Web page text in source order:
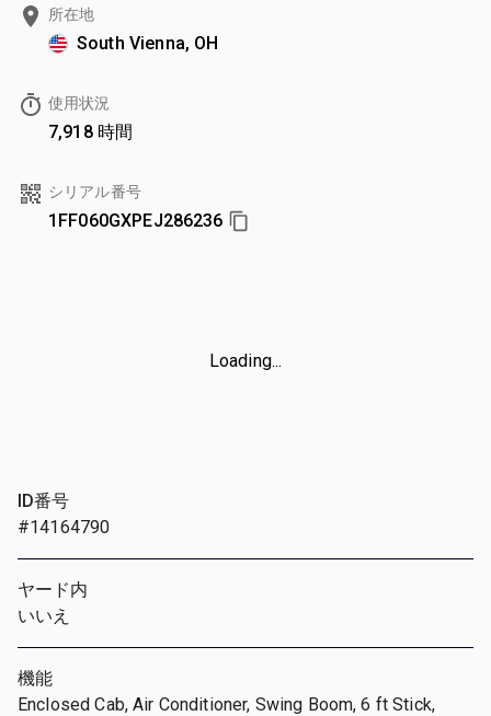
所在地
South Vienna, OH
使用状況
7,918 時間
シリアル番号
1FF060GXPEJ286236
Loading...
ID番号
#14164790
ヤード内
いいえ
機能
Enclosed Cab, Air Conditioner, Swing Boom, 6 ft Stick,